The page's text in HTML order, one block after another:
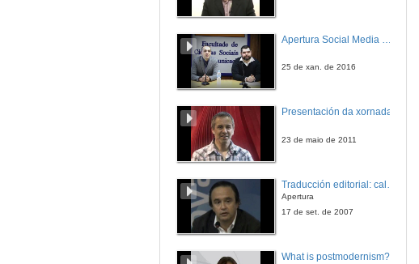
29 de out. de 2009
25 de xan. de 2016
Presentación da xornada
23 de maio de 2011
Apertura
17 de set. de 2007
What is postmodernism?